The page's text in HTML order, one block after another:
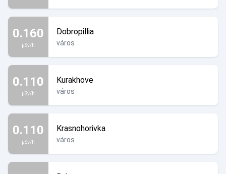
0.160
µSv/h
Dobropillia
város
0.110
µSv/h
Kurakhove
város
0.110
µSv/h
Krasnohorivka
város